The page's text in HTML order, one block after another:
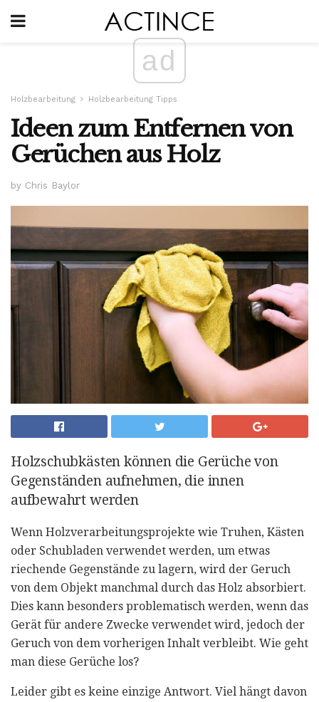
ad
Holzbearbeitung Holzbearbeitung Tipps
Ideen zum Entfernen von
Gerüchen aus Holz
by Chris Baylor
Holzschubkästen können die Gerüche von
Gegenständen aufnehmen, die innen
aufbewahrt werden
Wenn Holzverarbeitungsprojekte wie Truhen, Kästen
oder Schubladen verwendet werden, um etwas
riechende Gegenstände zu lagern, wird der Geruch
von dem Objekt manchmal durch das Holz absorbiert.
Dies kann besonders problematisch werden, wenn das
Gerät für andere Zwecke verwendet wird, jedoch der
Geruch von dem vorherigen Inhalt verbleibt. Wie geht
man diese Gerüche los?
Leider gibt es keine einzige Antwort. Viel hängt davon